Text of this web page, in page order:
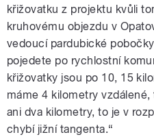
křižovatku z projektu kvůli
kruhovému objezdu v
vedoucí pardubické
pojedete po rychlostní
křižovatky jsou po 10, 15
máme 4 kilometry
ani dva kilometry, to je v
chybí jižní tangenta.“